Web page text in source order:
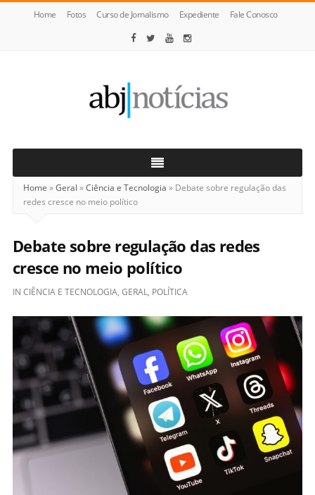
Home Fotos Curso de Jornalismo Expediente Fale Conosco
Notícias
Home »Geral »Ciência e Tecnologia » Debate sobre regulação das
redes cresce no meio político
Debate sobre regulação das redes
cresce no meio político
IN CIÊNCIA E TECNOLOGIA, GERAL, POLÍTICA